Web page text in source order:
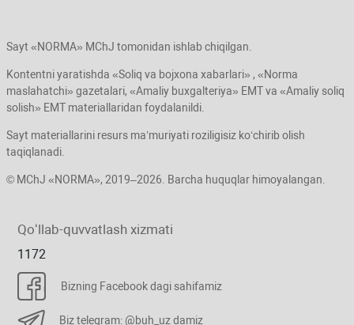
Sayt «NORMA» MChJ tomonidan ishlab chiqilgan.
Kontentni yaratishda «Soliq va bojхona хabarlari» , «Norma
maslahatchi» gazetalari, «Amaliy buхgalteriya» EMT va «Amaliy soliq
solish» EMT materiallaridan foydalanildi.
Sayt materiallarini resurs ma’muriyati roziligisiz koʻchirib olish
taqiqlanadi.
© MChJ «NORMA», 2019–2026. Barcha huquqlar himoyalangan.
Qoʻllab-quvvatlash хizmati
1172
Bizning Facebook dagi sahifamiz
Biz telegram: @buh_uz damiz